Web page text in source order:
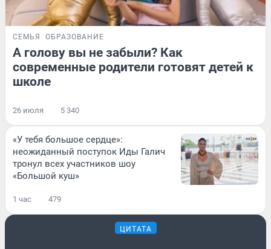
СЕМЬЯ ОБРАЗОВАНИЕ
А голову вы не забыли? Как
современные родители готовят детей к
школе
26 июля 5 340
«У тебя большое сердце»:
неожиданный поступок Иды Галич
тронул всех участников шоу
«Большой куш»
1 час 479
ЦИТАТА